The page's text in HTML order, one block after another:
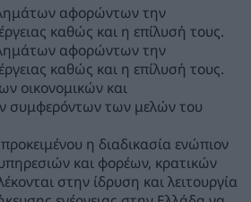
αφορώντων την
καθώς και η επίλυσή τους.
αφορώντων την
καθώς και η επίλυσή τους.
οικονομικών και
συμφερόντων των μελών του
η διαδικασία ενώπιον
και φορέων, κρατικών
στην ίδρυση και λειτουργία